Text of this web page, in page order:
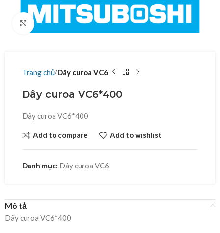
Click to enlarge
Trang chủ Dây curoa VC6
Dây curoa VC6*400
Dây curoa VC6*400
Add to compare Add to wishlist
Danh mục: Dây curoa VC6
Mô tả
Dây curoa VC6*400